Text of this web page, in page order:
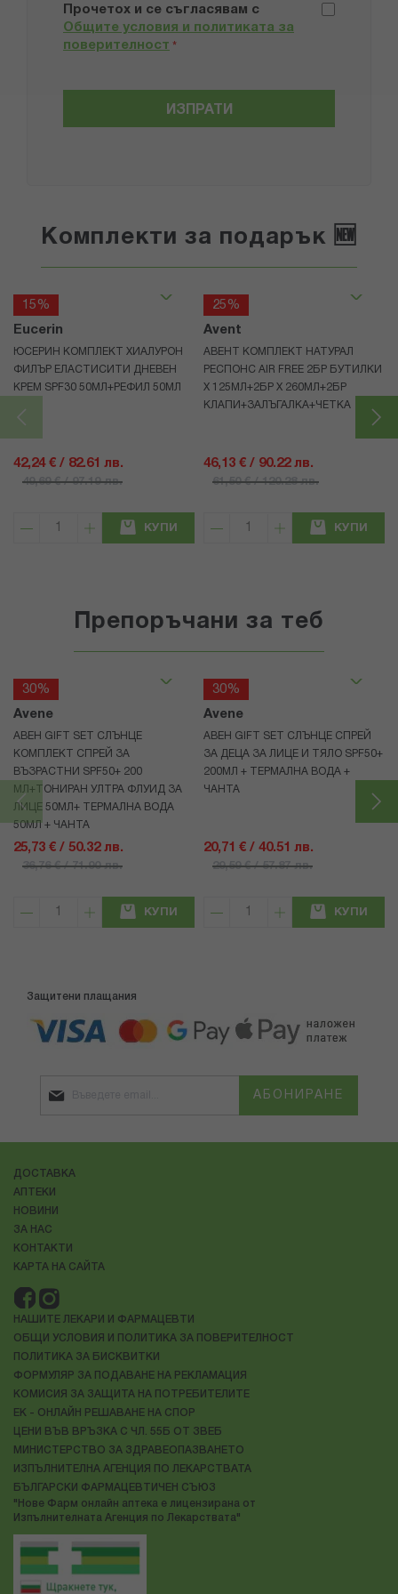
Прочетох и се съгласявам с
Общите условия и политиката за
поверителност *
ИЗПРАТИ
Комплекти за подарък 🆕
15%
Eucerin
ЮСЕРИН КОМПЛЕКТ ХИАЛУРОН
ФИЛЪР ЕЛАСТИСИТИ ДНЕВЕН
КРЕМ SPF30 50МЛ+РЕФИЛ 50МЛ
42,24 € / 82.61 лв.
49,69 € / 97.19 лв.
КУПИ
25%
Avent
АВЕНТ КОМПЛЕКТ НАТУРАЛ
РЕСПОНС AIR FREE 2БР БУТИЛКИ
Х 125МЛ+2БР Х 260МЛ+2БР
КЛАПИ+ЗАЛЪГАЛКА+ЧЕТКА
46,13 € / 90.22 лв.
61,50 € / 120.28 лв.
КУПИ
Препоръчани за теб
30%
Avene
АВЕН GIFT SET СЛЪНЦЕ
КОМПЛЕКТ СПРЕЙ ЗА
ВЪЗРАСТНИ SPF50+ 200
МЛ+ТОНИРАН УЛТРА ФЛУИД ЗА
ЛИЦЕ 50МЛ+ ТЕРМАЛНА ВОДА
50МЛ + ЧАНТА
25,73 € / 50.32 лв.
36,76 € / 71.90 лв.
КУПИ
30%
Avene
АВЕН GIFT SET СЛЪНЦЕ СПРЕЙ
ЗА ДЕЦА ЗА ЛИЦЕ И ТЯЛО SPF50+
200МЛ + ТЕРМАЛНА ВОДА +
ЧАНТА
20,71 € / 40.51 лв.
29,59 € / 57.87 лв.
КУПИ
Защитени плащания
АБОНИРАНЕ
ДОСТАВКА
АПТЕКИ
НОВИНИ
ЗА НАС
КОНТАКТИ
КАРТА НА САЙТА
НАШИТЕ ЛЕКАРИ И ФАРМАЦЕВТИ
ОБЩИ УСЛОВИЯ И ПОЛИТИКА ЗА ПОВЕРИТЕЛНОСТ
ПОЛИТИКА ЗА БИСКВИТКИ
ФОРМУЛЯР ЗА ПОДАВАНЕ НА РЕКЛАМАЦИЯ
КОМИСИЯ ЗА ЗАЩИТА НА ПОТРЕБИТЕЛИТЕ
ЕК - ОНЛАЙН РЕШАВАНЕ НА СПОР
ЦЕНИ ВЪВ ВРЪЗКА С ЧЛ. 55Б ОТ ЗВЕБ
МИНИСТЕРСТВО ЗА ЗДРАВЕОПАЗВАНЕТО
ИЗПЪЛНИТЕЛНА АГЕНЦИЯ ПО ЛЕКАРСТВАТА
БЪЛГАРСКИ ФАРМАЦЕВТИЧЕН СЪЮЗ
"Нове Фарм онлайн аптека е лицензирана от
Изпълнителната Агенция по Лекарствата"